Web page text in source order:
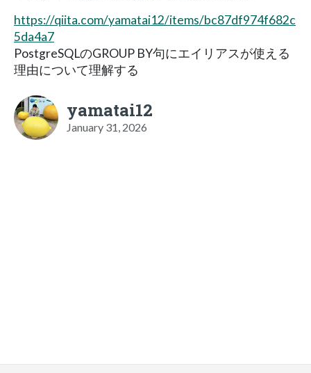
https://qiita.com/yamatai12/items/bc87df974f682c
5da4a7
PostgreSQLのGROUP BY句にエイリアスが使える
理由について理解する
yamatai12
January 31, 2026